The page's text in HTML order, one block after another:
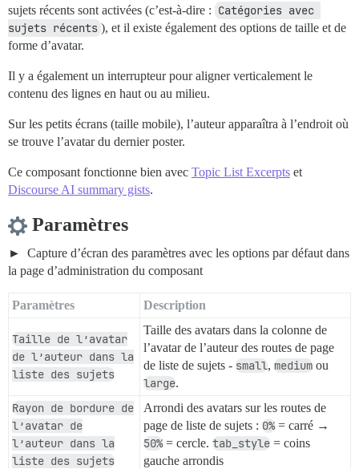
sujets récents sont activées (c’est-à-dire : Catégories avec
sujets récents ), et il existe également des options de taille et de
forme d’avatar.
Il y a également un interrupteur pour aligner verticalement le
contenu des lignes en haut ou au milieu.
Sur les petits écrans (taille mobile), l’auteur apparaîtra à l’endroit où
se trouve l’avatar du dernier poster.
Ce composant fonctionne bien avec Topic List Excerpts et
Discourse AI summary gists.
Paramètres
Capture d’écran des paramètres avec les options par défaut dans
la page d’administration du composant
Paramètres Description
Taille de l’avatar
de l’auteur dans la
liste des sujets
Taille des avatars dans la colonne de
l’avatar de l’auteur des routes de page
de liste de sujets - small, medium ou
large.
Rayon de bordure de
l’avatar de
l’auteur dans la
liste des sujets
Arrondi des avatars sur les routes de
page de liste de sujets : 0%= carré →
50%= cercle. tab_style = coins
gauche arrondis